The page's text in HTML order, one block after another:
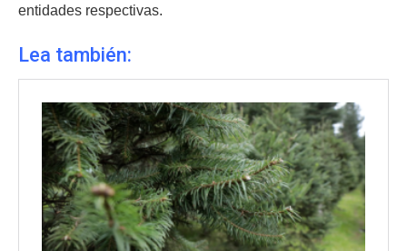
entidades respectivas.
Lea también: